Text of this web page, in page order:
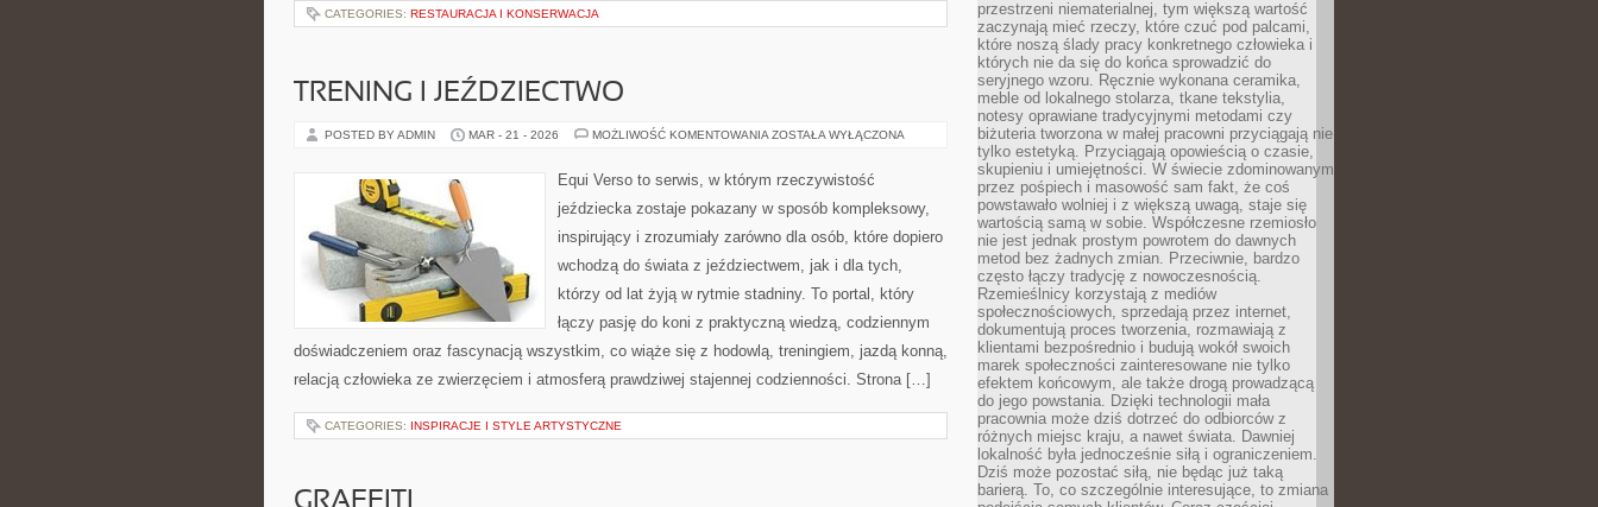
CATEGORIES: RESTAURACJA I KONSERWACJA
TRENING I JEŹDZIECTWO
POSTED BY ADMIN MAR - 21 - 2026 MOŻLIWOŚĆ KOMENTOWANIA TRENING
ZOSTAŁA WYŁĄCZONA
Equi Verso to serwis, w którym rzeczywistość
jeździecka zostaje pokazany w sposób kompleksowy,
inspirujący i zrozumiały zarówno dla osób, które dopiero
wchodzą do świata z jeździectwem, jak i dla tych,
którzy od lat żyją w rytmie stadniny. To portal, który
łączy pasję do koni z praktyczną wiedzą, codziennym
doświadczeniem oraz fascynacją wszystkim, co wiąże się z hodowlą, treningiem, jazdą konną,
relacją człowieka ze zwierzęciem i atmosferą prawdziwej stajennej codzienności. Strona […]
CATEGORIES: INSPIRACJE I STYLE ARTYSTYCZNE
przestrzeni niematerialnej, tym większą wartość
zaczynają mieć rzeczy, które czuć pod palcami,
które noszą ślady pracy konkretnego człowieka i
których nie da się do końca sprowadzić do
seryjnego wzoru. Ręcznie wykonana ceramika,
meble od lokalnego stolarza, tkane tekstylia,
notesy oprawiane tradycyjnymi metodami czy
biżuteria tworzona w małej pracowni przyciągają nie
tylko estetyką. Przyciągają opowieścią o czasie,
skupieniu i umiejętności. W świecie zdominowanym
przez pośpiech i masowość sam fakt, że coś
powstawało wolniej i z większą uwagą, staje się
wartością samą w sobie. Współczesne rzemiosło
nie jest jednak prostym powrotem do dawnych
metod bez żadnych zmian. Przeciwnie, bardzo
często łączy tradycję z nowoczesnością.
Rzemieślnicy korzystają z mediów
społecznościowych, sprzedają przez internet,
dokumentują proces tworzenia, rozmawiają z
klientami bezpośrednio i budują wokół swoich
marek społeczności zainteresowane nie tylko
efektem końcowym, ale także drogą prowadzącą
do jego powstania. Dzięki technologii mała
pracownia może dziś dotrzeć do odbiorców z
różnych miejsc kraju, a nawet świata. Dawniej
lokalność była jednocześnie siłą i ograniczeniem.
Dziś może pozostać siłą, nie będąc już taką
barierą. To, co szczególnie interesujące, to zmiana